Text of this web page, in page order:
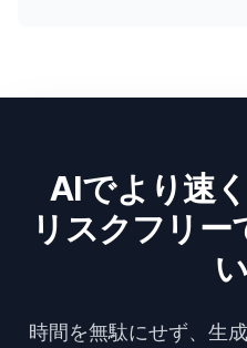
AIでより速
リスクフリー
い
時間を無駄にせず、生